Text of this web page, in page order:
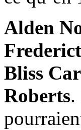
Alden
Bliss
Roberts.